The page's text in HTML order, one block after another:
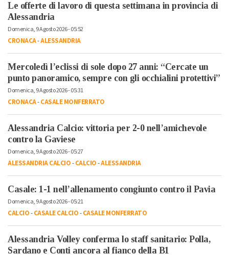
Le offerte di lavoro di questa settimana in provincia di
Alessandria
Domenica, 9 Agosto 2026 - 05:52
CRONACA-ALESSANDRIA
Mercoledì l’eclissi di sole dopo 27 anni: “Cercate un
punto panoramico, sempre con gli occhialini protettivi”
Domenica, 9 Agosto 2026 - 05:31
CRONACA-CASALE MONFERRATO
Alessandria Calcio: vittoria per 2-0 nell’amichevole
contro la Gaviese
Domenica, 9 Agosto 2026 - 05:27
ALESSANDRIA CALCIO-CALCIO-ALESSANDRIA
Casale: 1-1 nell’allenamento congiunto contro il Pavia
Domenica, 9 Agosto 2026 - 05:21
CALCIO-CASALE CALCIO-CASALE MONFERRATO
Alessandria Volley conferma lo staff sanitario: Polla,
Sardano e Conti ancora al fianco della B1